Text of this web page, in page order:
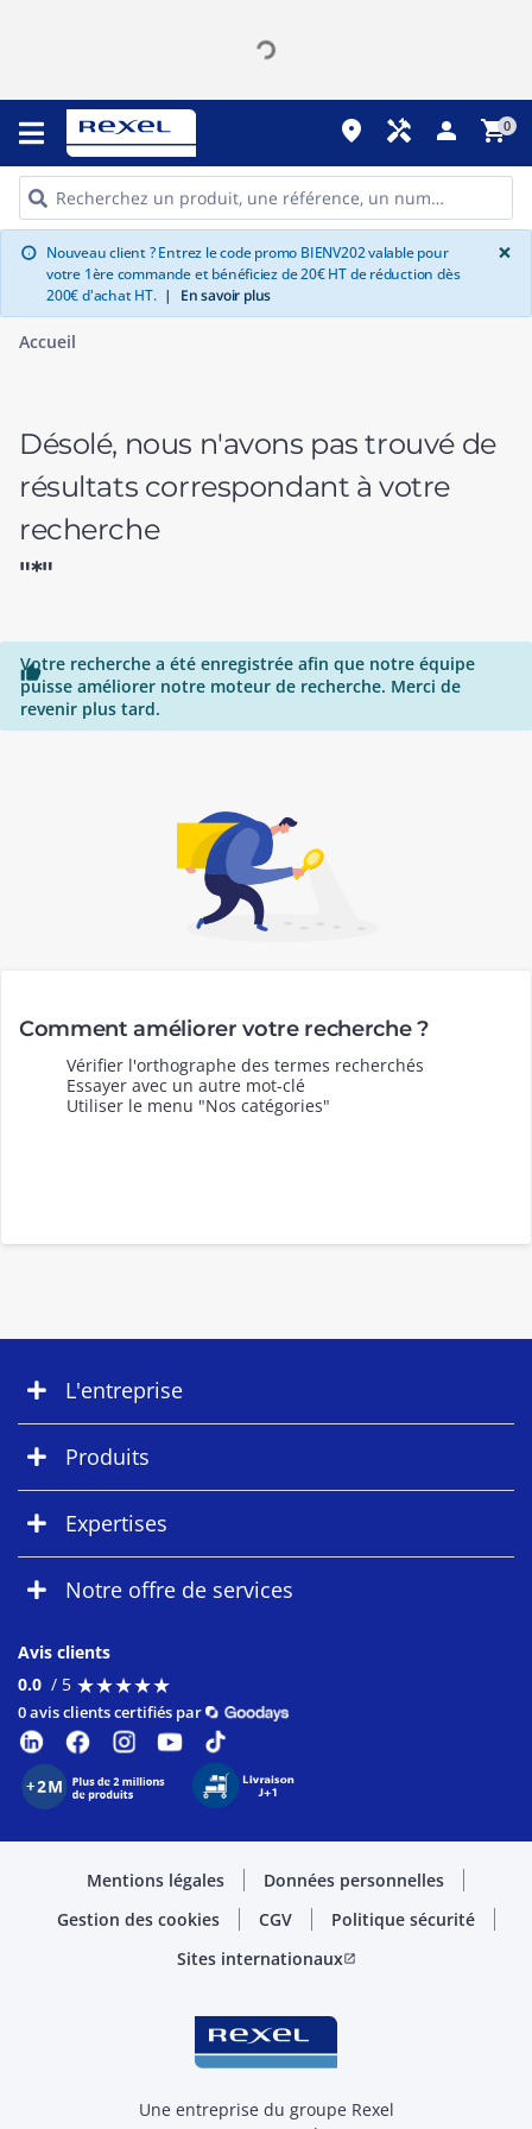
place handyman person shopping_cart0
info Nouveau client ? Entrez le code promo BIENV202 valable pour
votre 1ère commande et bénéficiez de 20€ HT de réduction dès
200€ d'achat HT. | En savoir plus
×
Accueil
Désolé, nous n'avons pas trouvé de
résultats correspondant à votre
recherche
"*"

Votre recherche a été enregistrée afin que notre équipe
puisse améliorer notre moteur de recherche. Merci de
revenir plus tard.
Comment améliorer votre recherche ?
Vérifier l'orthographe des termes recherchés
Essayer avec un autre mot-clé
Utiliser le menu "Nos catégories"
L'entreprise
Produits
Expertises
Notre offre de services
Avis clients
0.0 / 5 ★★★★★
★★★★★
0 avis clients certifiés par
Mentions légales
Données personnelles
Gestion des cookies
CGV
Politique sécurité
Sites internationauxopen_in_new
Une entreprise du groupe Rexel